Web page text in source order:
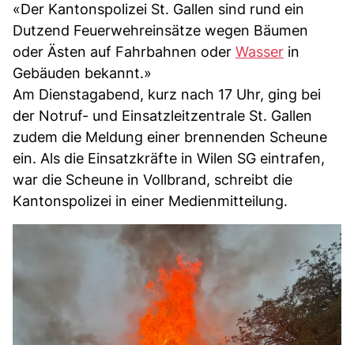
«Der Kantonspolizei St. Gallen sind rund ein
Dutzend Feuerwehreinsätze wegen Bäumen
oder Ästen auf Fahrbahnen oder Wasser in
Gebäuden bekannt.»
Am Dienstagabend, kurz nach 17 Uhr, ging bei
der Notruf- und Einsatzleitzentrale St. Gallen
zudem die Meldung einer brennenden Scheune
ein. Als die Einsatzkräfte in Wilen SG eintrafen,
war die Scheune in Vollbrand, schreibt die
Kantonspolizei in einer Medienmitteilung.